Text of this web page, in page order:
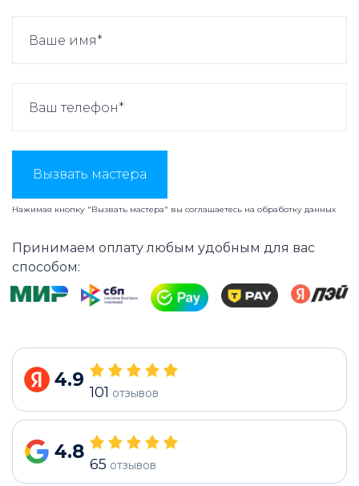
Вызвать мастера
Нажимая кнопку "Вызвать мастера" вы соглашаетесь на обработку данных
Принимаем оплату любым удобным для вас
способом:
4.9
101 отзывов
4.8
65 отзывов